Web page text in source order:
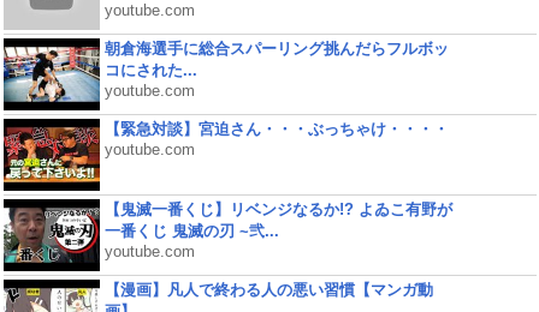
youtube.com
朝倉海選手に総合スパーリング挑んだらフルボッ
コにされた...
youtube.com
【緊急対談】宮迫さん・・・ぶっちゃけ・・・・
youtube.com
【鬼滅一番くじ】リベンジなるか!? よゐこ有野が
一番くじ 鬼滅の刃 ~弐...
youtube.com
【漫画】凡人で終わる人の悪い習慣【マンガ動